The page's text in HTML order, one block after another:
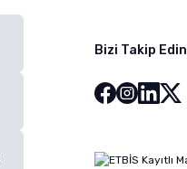
Bizi Takip Edin